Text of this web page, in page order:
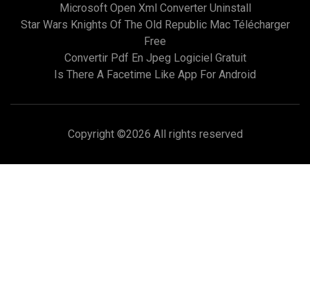
Microsoft Open Xml Converter Uninstall
Star Wars Knights Of The Old Republic Mac Télécharger
Free
Convertir Pdf En Jpeg Logiciel Gratuit
Is There A Facetime Like App For Android
Copyright ©2026 All rights reserved